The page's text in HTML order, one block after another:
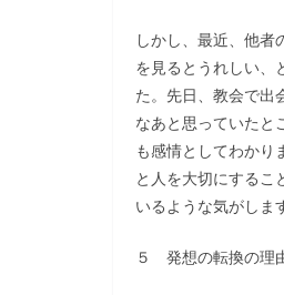
しかし、最近、他
を見るとうれしい、
た。先日、教会で出
なあと思っていたと
も感情としてわかり
と人を大切にするこ
いるような気がしま
５ 発想の転換の理